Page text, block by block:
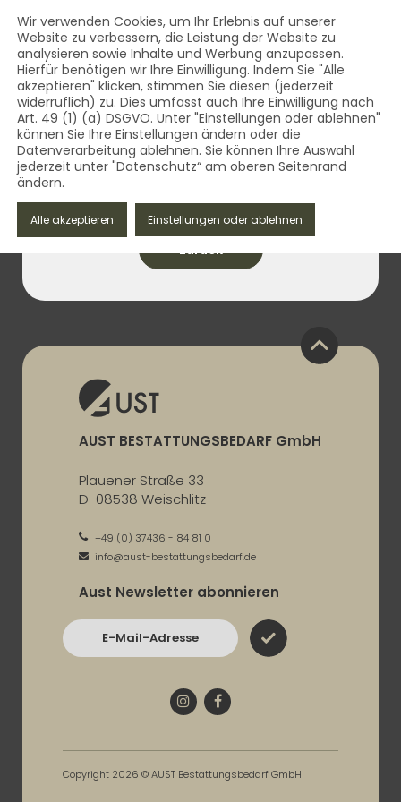
AUST Bestattungsbedarf -
AUST Bestattungsbedarf - Qualität aus dem
MENÜ
zurück
AUST BESTATTUNGSBEDARF GmbH
Plauener Straße 33
D-08538 Weischlitz
+49 (0) 37436 - 84 81 0
info@aust-bestattungsbedarf.de
Aust Newsletter abonnieren
E-Mail-Adresse
InstagramFacebook
Copyright 2026 © AUST Bestattungsbedarf GmbH
Wir verwenden Cookies, um Ihr Erlebnis auf unserer
Website zu verbessern, die Leistung der Website zu
analysieren sowie Inhalte und Werbung anzupassen.
Hierfür benötigen wir Ihre Einwilligung. Indem Sie "Alle
akzeptieren" klicken, stimmen Sie diesen (jederzeit
widerruflich) zu. Dies umfasst auch Ihre Einwilligung nach
Art. 49 (1) (a) DSGVO. Unter "Einstellungen oder ablehnen"
können Sie Ihre Einstellungen ändern oder die
Datenverarbeitung ablehnen. Sie können Ihre Auswahl
jederzeit unter "Datenschutz“ am oberen Seitenrand
ändern.
Alle akzeptieren Einstellungen oder ablehnen